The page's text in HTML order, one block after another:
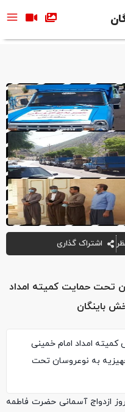
تحت حمایت کمیته امداد
باینگان
کمیته امداد امام خمینی
از اهداء 22 فقره جهیزیه به نوعروسان تحت
اشتراک گذاری
ازدواج آسمانی حضرت فاطمه